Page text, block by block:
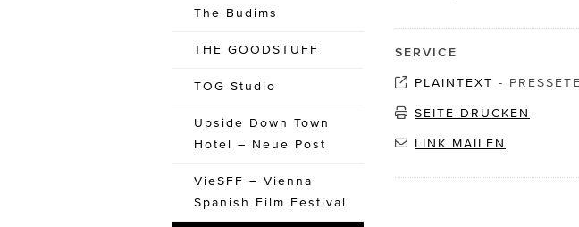
The Budims
THE GOODSTUFF
TOG Studio
Upside Down Town
Hotel – Neue Post
VieSFF – Vienna
Spanish Film Festival
SERVICE
PLAINTEXT -
SEITE DRUCKEN
LINK MAILEN